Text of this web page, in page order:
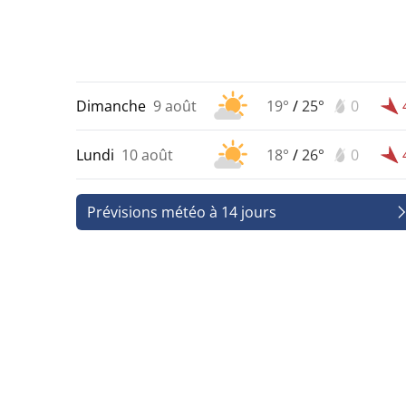
Dimanche 9 août 19° /25° 0
Lundi 10 août 18° /26° 0
Prévisions météo à 14 jours